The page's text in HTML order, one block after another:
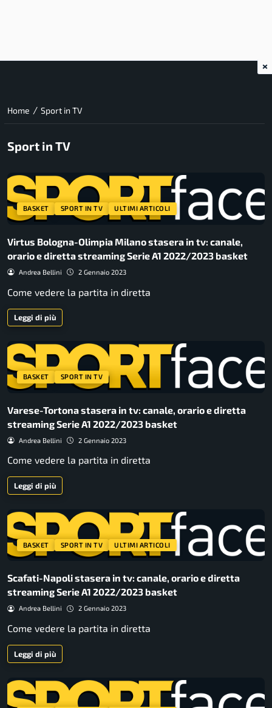
Home / Sport in TV
Sport in TV
BASKET SPORT IN TV ULTIMI ARTICOLI
Virtus Bologna-Olimpia Milano stasera in tv: canale,
orario e diretta streaming Serie A1 2022/2023 basket
Andrea Bellini 2 Gennaio 2023
Come vedere la partita in diretta
Leggi di più
BASKET SPORT IN TV
Varese-Tortona stasera in tv: canale, orario e diretta
streaming Serie A1 2022/2023 basket
Andrea Bellini 2 Gennaio 2023
Come vedere la partita in diretta
Leggi di più
BASKET SPORT IN TV ULTIMI ARTICOLI
Scafati-Napoli stasera in tv: canale, orario e diretta
streaming Serie A1 2022/2023 basket
Andrea Bellini 2 Gennaio 2023
Come vedere la partita in diretta
Leggi di più
×